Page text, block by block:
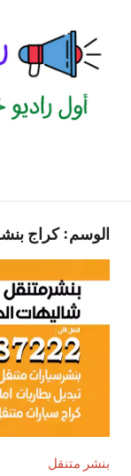
المحتوى
الكويت
للاعلانات
الوسم:كراج
بنشر متنقل